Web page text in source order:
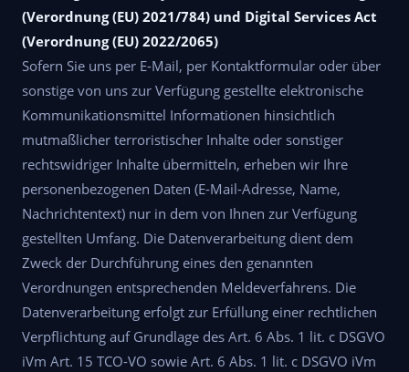
(Verordnung (EU) 2021/784) und Digital Services Act
(Verordnung (EU) 2022/2065)
Sofern Sie uns per E-Mail, per Kontaktformular oder über
sonstige von uns zur Verfügung gestellte elektronische
Kommunikationsmittel Informationen hinsichtlich
mutmaßlicher terroristischer Inhalte oder sonstiger
rechtswidriger Inhalte übermitteln, erheben wir Ihre
personenbezogenen Daten (E-Mail-Adresse, Name,
Nachrichtentext) nur in dem von Ihnen zur Verfügung
gestellten Umfang. Die Datenverarbeitung dient dem
Zweck der Durchführung eines den genannten
Verordnungen entsprechenden Meldeverfahrens. Die
Datenverarbeitung erfolgt zur Erfüllung einer rechtlichen
Verpflichtung auf Grundlage des Art. 6 Abs. 1 lit. c DSGVO
iVm Art. 15 TCO-VO sowie Art. 6 Abs. 1 lit. c DSGVO iVm